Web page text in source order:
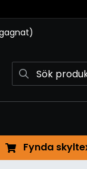
Fynda